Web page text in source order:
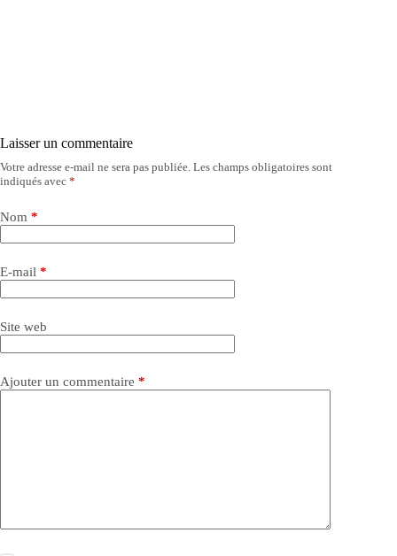
Laisser un commentaire
Votre adresse e-mail ne sera pas publiée. Les champs obligatoires sont
indiqués avec *
Nom *
E-mail *
Site web
Ajouter un commentaire *